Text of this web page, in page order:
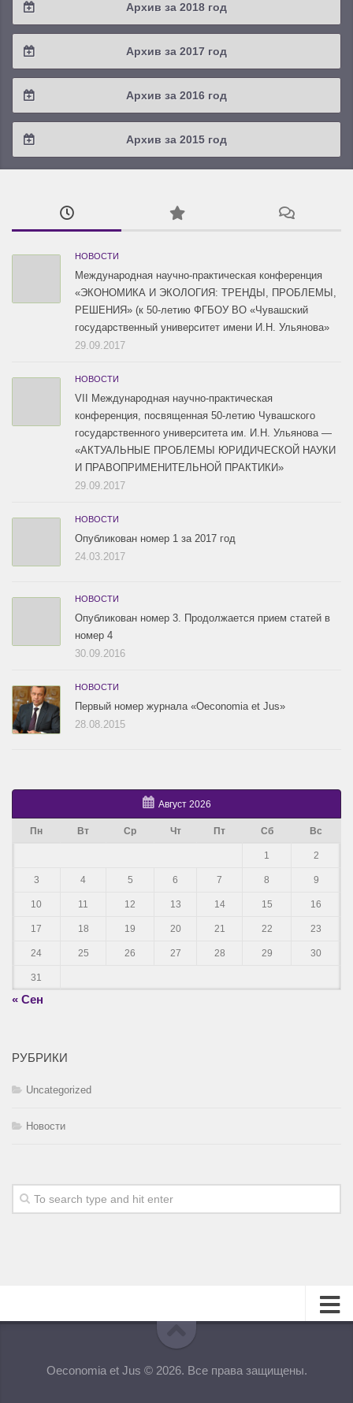
2021 / #1
2020 / #1
2019 / #3
2019 / #1
Архив за 2018 год
2018 / #4
2018 / #3
2018 / #1
Архив за 2017 год
2017 / #4
2017 / #3
Архив за 2016 год
2016 / #4
2016 / #3
Архив за 2015 год
2015 / #3
2015 / #2
НОВОСТИ
Международная научно-практическая конференция
«ЭКОНОМИКА И ЭКОЛОГИЯ: ТРЕНДЫ, ПРОБЛЕМЫ,
РЕШЕНИЯ» (к 50-летию ФГБОУ ВО «Чувашский
государственный университет имени И.Н. Ульянова»
29.09.2017
НОВОСТИ
VII Международная научно-практическая
конференция, посвященная 50-летию Чувашского
государственного университета им. И.Н. Ульянова —
«АКТУАЛЬНЫЕ ПРОБЛЕМЫ ЮРИДИЧЕСКОЙ НАУКИ
И ПРАВОПРИМЕНИТЕЛЬНОЙ ПРАКТИКИ»
29.09.2017
НОВОСТИ
Опубликован номер 1 за 2017 год
24.03.2017
НОВОСТИ
Опубликован номер 3. Продолжается прием статей в
номер 4
30.09.2016
НОВОСТИ
Первый номер журнала «Oeconomia et Jus»
28.08.2015
Август 2026
Пн Вт Ср Чт Пт Сб Вс
1 2
3 4 5 6 7 8 9
10 11 12 13 14 15 16
17 18 19 20 21 22 23
24 25 26 27 28 29 30
31
« Сен
РУБРИКИ
Uncategorized
Новости
Редакционная коллегия
Oeconomia et Jus © 2026. Все права защищены.